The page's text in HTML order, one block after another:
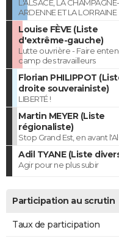
L'ALSACE, LA CHAMPAGNE-
ARDENNE ET LA LORRAINE
Louise FÈVE (Liste
d'extrême-gauche)
Lutte ouvrière - Faire
camp des travailleurs
Florian PHILIPPOT
droite souverainiste)
LIBERTÉ !
Martin MEYER (Liste
régionaliste)
Stop Grand Est, en avant
Adil TYANE (Liste
Agir pour ne plus subir
Participation au scrutin
Taux de participation